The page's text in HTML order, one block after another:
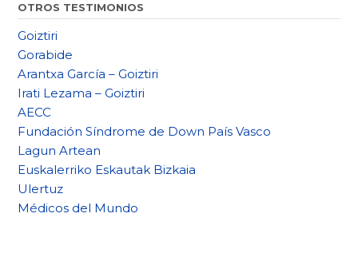
OTROS TESTIMONIOS
Goiztiri
Gorabide
Arantxa García – Goiztiri
Irati Lezama – Goiztiri
AECC
Fundación Síndrome de Down País Vasco
Lagun Artean
Euskalerriko Eskautak Bizkaia
Ulertuz
Médicos del Mundo